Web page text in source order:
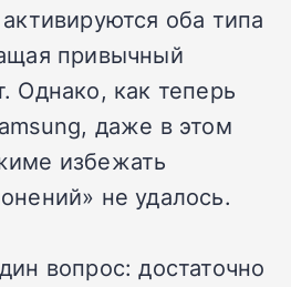
оба типа
привычный
Однако, как теперь
даже в этом
избежать
не удалось.
вопрос: достаточно